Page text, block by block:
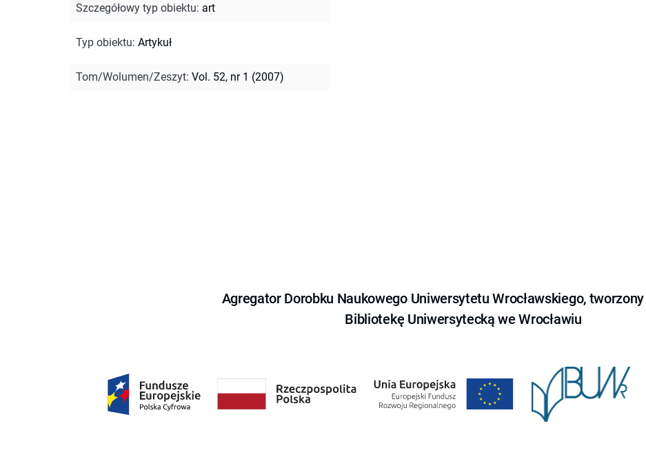
Szczegółowy typ obiektu: art
Typ obiektu: Artykuł
Tom/Wolumen/Zeszyt: Vol. 52, nr 1 (2007)
Agregator Dorobku Naukowego Uniwersytetu Wrocławskiego,
Bibliotekę Uniwersytecką we Wrocławiu